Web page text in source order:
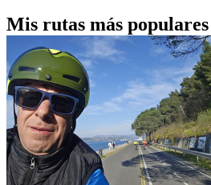
Mis rutas más populares